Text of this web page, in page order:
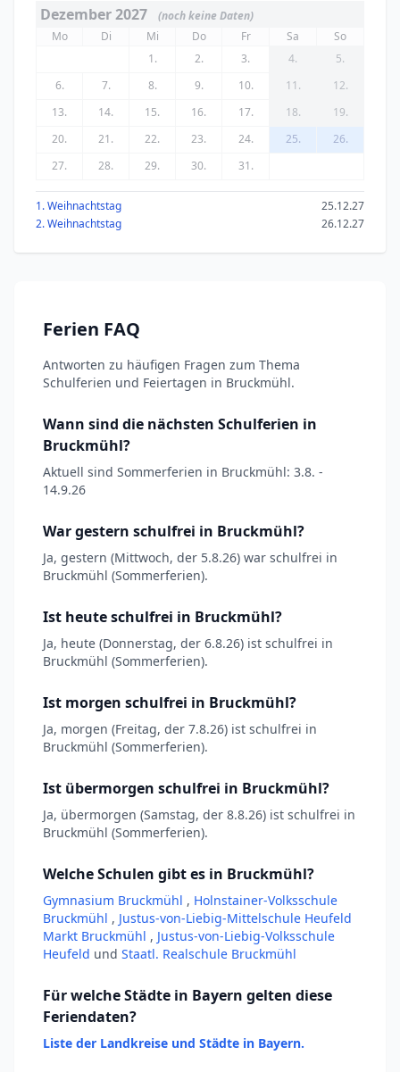
Dezember 2027
(noch keine Daten)
Mo
Di Mi Do Fr Sa
So
1.
2. 3. 4.
5.
6.
7. 8. 9. 10. 11.
12.
13.
14. 15. 16. 17. 18.
19.
20.
21. 22. 23. 24. 25.
26.
27.
28. 29. 30. 31.
1. Weihnachtstag
25.12.27
2. Weihnachtstag
26.12.27
Ferien FAQ
Antworten zu häufigen Fragen zum Thema
Schulferien und Feiertagen in Bruckmühl.
Wann sind die nächsten Schulferien in
Bruckmühl?
Aktuell sind Sommerferien in Bruckmühl: 3.8. -
14.9.26
War gestern schulfrei in Bruckmühl?
Ja, gestern (Mittwoch, der 5.8.26) war schulfrei in
Bruckmühl (Sommerferien).
Ist heute schulfrei in Bruckmühl?
Ja, heute (Donnerstag, der 6.8.26) ist schulfrei in
Bruckmühl (Sommerferien).
Ist morgen schulfrei in Bruckmühl?
Ja, morgen (Freitag, der 7.8.26) ist schulfrei in
Bruckmühl (Sommerferien).
Ist übermorgen schulfrei in Bruckmühl?
Ja, übermorgen (Samstag, der 8.8.26) ist schulfrei in
Bruckmühl (Sommerferien).
Welche Schulen gibt es in Bruckmühl?
Gymnasium Bruckmühl , Holnstainer-Volksschule
Bruckmühl , Justus-von-Liebig-Mittelschule Heufeld
Markt Bruckmühl , Justus-von-Liebig-Volksschule
Heufeld und Staatl. Realschule Bruckmühl
Für welche Städte in Bayern gelten diese
Feriendaten?
Liste der Landkreise und Städte in Bayern.